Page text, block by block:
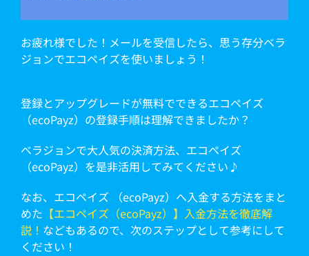
お疲れ様でした！メールを受信したら、思う存分ベラ
ジョンでエコペイズを使いましょう！
登録とアップグレードが無料でできるエコペイズ
（ecoPayz）の登録手順は理解できましたか？
ベラジョンで大人気の決済方法、エコペイズ
（ecoPayz）を是非活用してみてください♪
なお、エコペイズ （ecoPayz）へ入金する方法をまと
めた 【エコペイズ（ecoPayz）】入金方法を徹底解
説！ などもあるので、次のステップとして参考にして
ください！